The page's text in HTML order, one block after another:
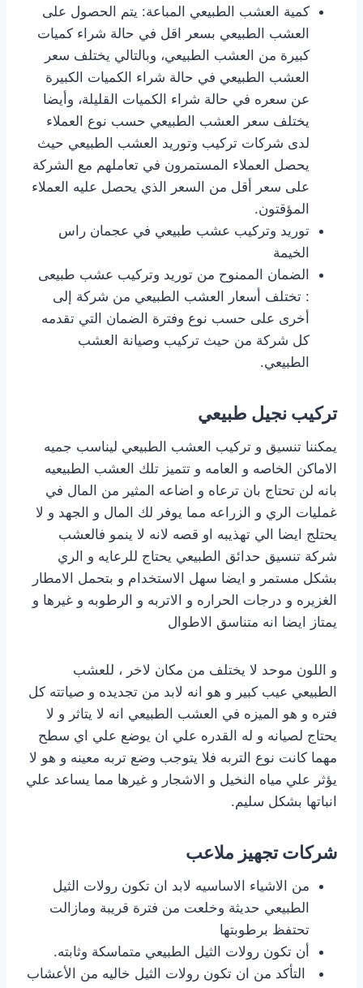
كمية العشب الطبيعي المباعة: يتم الحصول على
العشب الطبيعي بسعر اقل في حالة شراء كميات
كبيرة من العشب الطبيعي، وبالتالي يختلف سعر
العشب الطبيعي في حالة شراء الكميات الكبيرة
عن سعره في حالة شراء الكميات القليلة، وأيضا
يختلف سعر العشب الطبيعي حسب نوع العملاء
لدى شركات تركيب وتوريد العشب الطبيعي حيث
يحصل العملاء المستمرون في تعاملهم مع الشركة
على سعر أقل من السعر الذي يحصل عليه العملاء
المؤقتون.
توريد وتركيب عشب طبيعي في عجمان راس
الخيمة
الضمان الممنوح من توريد وتركيب عشب طبيعى
: تختلف أسعار العشب الطبيعي من شركة إلى
أخرى على حسب نوع وفترة الضمان التي تقدمه
كل شركة من حيث تركيب وصيانة العشب
الطبيعي.
تركيب نجيل طبيعي
يمكننا تنسيق و تركيب العشب الطبيعي ليناسب جميه
الاماكن الخاصه و العامه و تتميز تلك العشب الطبيعيه
بانه لن تحتاج بان ترعاه و اضاعه المثير من المال في
غمليات الري و الزراعه مما يوفر لك المال و الجهد و لا
يحتلج ايضا الي تهذيبه او قصه لانه لا ينمو فالعشب
شركة تنسيق حدائق الطبيعي يحتاج للرعايه و الري
بشكل مستمر و ايضا سهل الاستخدام و بتحمل الامطار
الغزيره و درجات الحراره و الاتربه و الرطوبه و غيرها و
يمتاز ايضا انه متناسق الاطوال
و اللون موحد لا يختلف من مكان لاخر ، للعشب
الطبيعي عيب كبير و هو انه لابد من تجديده و صياتته كل
فتره و هو الميزه في العشب الطبيعي انه لا يتاثر و لا
يحتاج لصيانه و له القدره علي ان يوضع علي اي سطح
مهما كانت نوع التربه فلا يتوجب وضع تربه معينه و هو لا
يؤثر علي مياه النخيل و الاشجار و غيرها مما يساعد علي
انباتها بشكل سليم.
شركات تجهيز ملاعب
من الاشياء الاساسيه لابد ان تكون رولات الثيل
الطبيعي حديثة وخلعت من فترة قريبة ومازالت
تحتفظ برطوبتها
أن تكون رولات الثيل الطبيعي متماسكة وثابته.
التأكد من ان تكون رولات الثيل خاليه من الأعشاب